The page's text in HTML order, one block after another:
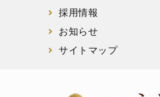
採用情報
お知らせ
サイトマップ